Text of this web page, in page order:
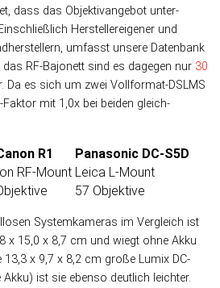
dass das Objek­tiv­an­ge­bot unter­
Her­stel­ler­ei­ge­ner und
um­fasst unsere Daten­bank
das RF-Bajo­nett sind es da­ge­gen nur 30
Da es sich um zwei Voll­format-DSLMS
mit 1,0x bei bei­den gleich­
R1
Panasonic DC-S5D
RF-Mount Leica L-Mount
57 Objektive
System­kameras im Ver­gleich ist
x 15,0 x 8,7 cm und wiegt ohne Akku
x 9,7 x 8,2 cm große Lumix DC-
ist sie eben­so deutlich leichter.